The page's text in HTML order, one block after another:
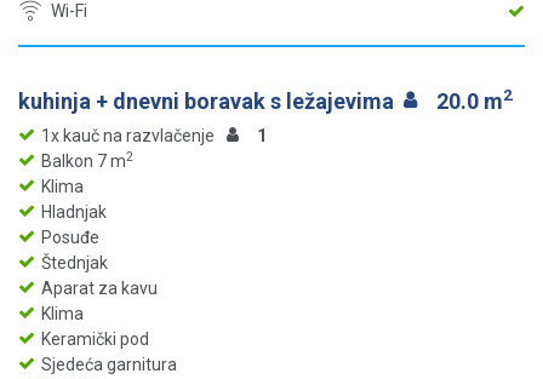
Wi-Fi
kuhinja + dnevni boravak s ležajevima 20.0 m2
1x kauč na razvlačenje
1
Balkon 7 m2
Klima
Hladnjak
Posuđe
Štednjak
Aparat za kavu
Klima
Keramički pod
Sjedeća garnitura